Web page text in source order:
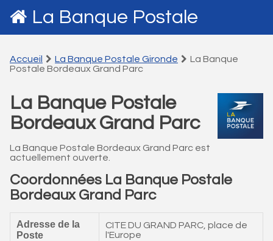
La Banque Postale
Accueil La Banque Postale Gironde
La Banque
Postale Bordeaux Grand Parc
La Banque Postale
Bordeaux Grand Parc
La Banque Postale Bordeaux Grand Parc est
actuellement ouverte.
Coordonnées La Banque Postale
Bordeaux Grand Parc
Adresse de la
Poste
CITE DU GRAND PARC, place de
l'Europe